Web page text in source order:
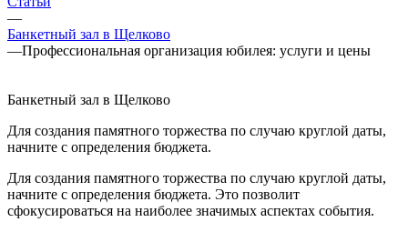
—
Банкетный зал в Щелково
—Профессиональная организация юбилея: услуги и цены
Банкетный зал в Щелково
Для создания памятного торжества по случаю круглой даты,
начните с определения бюджета.
Для создания памятного торжества по случаю круглой даты,
начните с определения бюджета. Это позволит
сфокусироваться на наиболее значимых аспектах события.